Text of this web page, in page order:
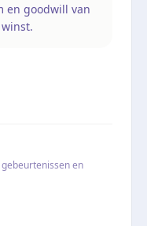
en goodwill van
en